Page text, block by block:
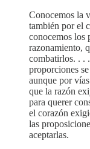
Conocemos la
también por el
conocemos los
razonamiento,
combatirlos. . .
proporciones
aunque por
que la razón
para querer
el corazón
las
aceptarlas.